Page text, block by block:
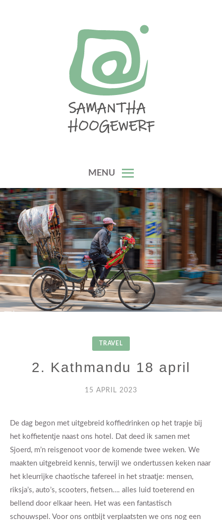
MENU
TRAVEL
2. Kathmandu 18 april
15 APRIL 2023
De dag begon met uitgebreid koffiedrinken op het trapje bij
het koffietentje naast ons hotel. Dat deed ik samen met
Sjoerd, m’n reisgenoot voor de komende twee weken. We
maakten uitgebreid kennis, terwijl we ondertussen keken naar
het kleurrijke chaotische tafereel in het straatje: mensen,
riksja’s, auto’s, scooters, fietsen…. alles luid toeterend en
bellend door elkaar heen. Het was een fantastisch
schouwspel. Voor ons ontbijt verplaatsten we ons nog een